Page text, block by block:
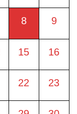
8 9
15 16
22 23